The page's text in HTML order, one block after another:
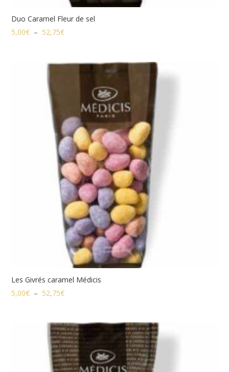
Duo Caramel Fleur de sel
5,00€ – 52,75€Plage
5,00€
Les Givrés caramel Médicis
5,00€ – 52,75€Plage
5,00€
à
52,75€